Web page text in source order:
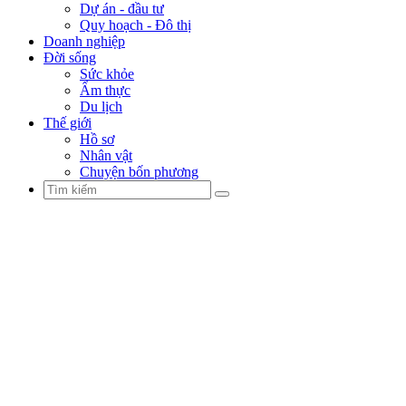
Dự án - đầu tư
Quy hoạch - Đô thị
Doanh nghiệp
Đời sống
Sức khỏe
Ẩm thực
Du lịch
Thế giới
Hồ sơ
Nhân vật
Chuyện bốn phương